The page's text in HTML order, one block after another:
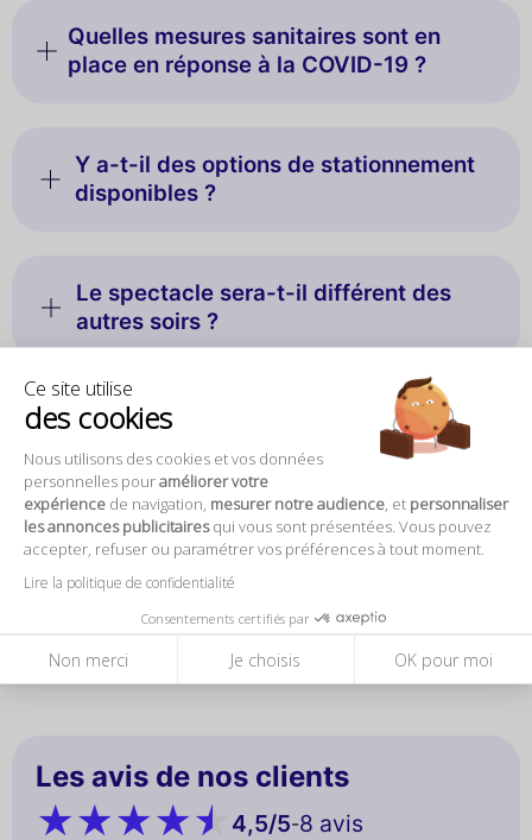
Ce site utilise
des cookies
Nous utilisons des cookies et vos données
personnelles pouraméliorer votre
expérience de navigation, mesurer notre audience , et personnaliser
les annonces publicitairesqui vous sont présentées. Vous pouvez
accepter, refuser ou paramétrer vos préférences à tout moment.
Lire la politique de confidentialité
Consentements certifiés par
Non merci Je choisis OK pour moi
Quelles mesures sanitaires sont en
place en réponse à la COVID-19 ?
Y a-t-il des options de stationnement
disponibles ?
Le spectacle sera-t-il différent des
autres soirs ?
Peut-on acheter des boissons
supplémentaires ou des photos
souvenirs pendant la soirée ?
Quelle est la politique d'annulation ?
Les avis de nos clients
4,5/5-8 avis